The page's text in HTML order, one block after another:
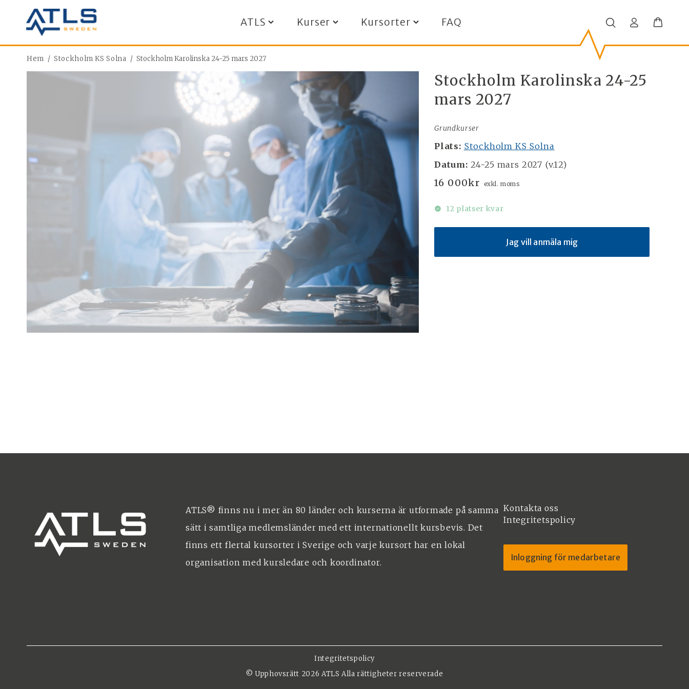
Hoppa
innehåll
ATLS
menu
Kurser Kursorter FAQ
Hem / Stockholm KS Solna / Stockholm Karolinska 24-25 mars 2027
Stockholm Karolinska 24-25
mars 2027
Grundkurser
Plats: Stockholm KS Solna
Datum: 24-25 mars 2027 (v.12)
16 000kr exkl. moms
12 platser kvar
Jag vill anmäla mig
ATLS® finns nu i mer än 80 länder och kurserna är utformade på samma
sätt i samtliga medlemsländer med ett internationellt kursbevis. Det
finns ett flertal kursorter i Sverige och varje kursort har en lokal
organisation med kursledare och koordinator.
Kontakta oss
Integritetspolicy
Inloggning för medarbetare
Integritetspolicy
© Upphovsrätt 2026 ATLS Alla rättigheter reserverade